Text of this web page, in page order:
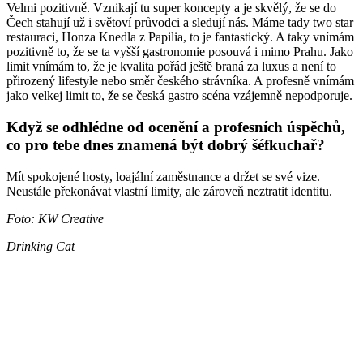
Velmi pozitivně. Vznikají tu super koncepty a je skvělý, že se do
Čech stahují už i světoví průvodci a sledují nás. Máme tady two star
restauraci, Honza Knedla z Papilia, to je fantastický. A taky vnímám
pozitivně to, že se ta vyšší gastronomie posouvá i mimo Prahu. Jako
limit vnímám to, že je kvalita pořád ještě braná za luxus a není to
přirozený lifestyle nebo směr českého strávníka. A profesně vnímám
jako velkej limit to, že se česká gastro scéna vzájemně nepodporuje.
Když se odhlédne od ocenění a profesních úspěchů,
co pro tebe dnes znamená být dobrý šéfkuchař?
Mít spokojené hosty, loajální zaměstnance a držet se své vize.
Neustále překonávat vlastní limity, ale zároveň neztratit identitu.
Foto: KW Creative
Drinking Cat